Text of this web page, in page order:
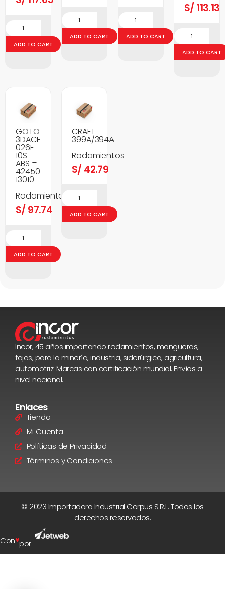
ADD TO CART
ADD TO CART ADD TO CART
S/ 113.13
ADD TO CART
GOTO
3DACF
026F-
10S
ABS =
42450-
13010
–
Rodamientos
S/ 97.74
ADD TO CART
CRAFT
399A/394A
–
Rodamientos
S/ 42.79
ADD TO CART
Incor, 45 años importando rodamientos, mangueras,
fajas, para la minería, industria, siderúrgica, agricultura,
automotriz. Marcas con certificación mundial. Envíos a
nivel nacional.
Enlaces
Tienda
Mi Cuenta
Políticas de Privacidad
Términos y Condiciones
© 2023 Importadora Industrial Corpus S.R.L. Todos los
derechos reservados.
Con♥por